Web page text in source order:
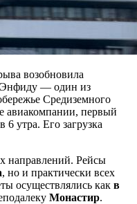
возобновила
Энфиду — один из
Средиземного
авиакомпании, первый
утра. Его загрузка
направлений. Рейсы
, но и практически всех
осуществлялись как в
Монастир.